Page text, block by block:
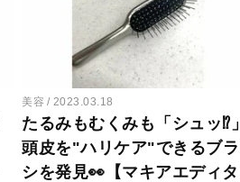
美容 2023.03.18
たるみもむくみも「シュッ⁉️」
頭皮を"ハリケア"できるブラ
シを発見👀【マキアエディタ